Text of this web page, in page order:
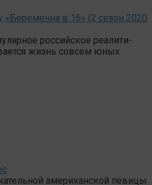
«Беременна в 16» (2 сезон 2020
российское реалити-
жизнь совсем юных
американской певицы